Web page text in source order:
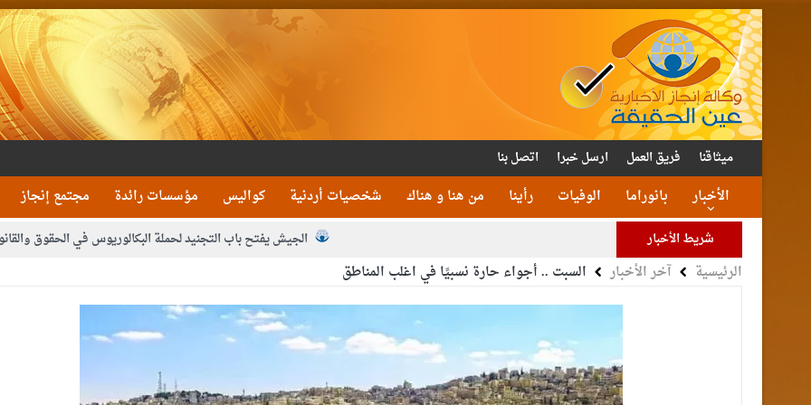
ميثاقنا فريق العمل ارسل خبرا اتصل بنا
الأخبار بانوراما الوفيات رأينا من هنا و هناك شخصيات أردنية كواليس مؤسسات رائدة مجتمع إنجاز
شريط الأخبار
الجيش يفتح باب التجنيد لحملة البكالوريوس في الحقوق
الأمن يتلف 16 مليون حبة كبتاجون و1480 كغم مواد مخدرة
القاضي يلتقي رؤساء تحرير الصحف اليومية ويؤكد حرص مجلس النواب على شراكة فاعلة
الملك يلتقي مجموعة من رفاق السلاح
الملك يتلقى اتصالا هاتفيا من العاهل البحريني
الرئيسية آخر الأخبار السبت .. أجواء حارة نسبيًا في اغلب المناطق